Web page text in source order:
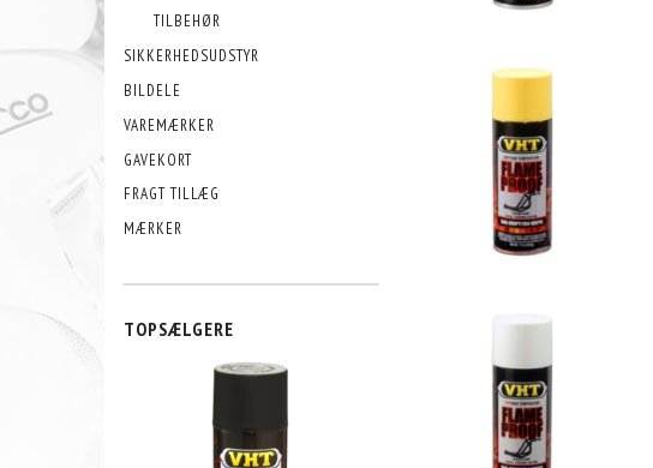
TILBEHØR
SIKKERHEDSUDSTYR
BILDELE
VAREMÆRKER
GAVEKORT
FRAGT TILLÆG
MÆRKER
TOPSÆLGERE